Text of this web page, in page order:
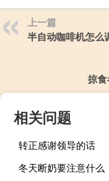
上一篇
半自动咖啡机怎么
掠食
相关问题
转正感谢领导的话
冬天断奶要注意什么